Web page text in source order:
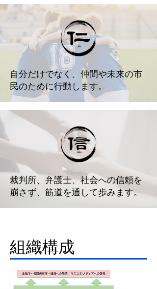
自分だけでなく、仲間や未来の市
民のために行動します。
裁判所、弁護士、社会への信頼を
崩さず、筋道を通して歩みます。
組織構成